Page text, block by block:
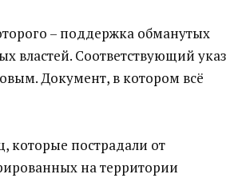
– поддержка обманутых
властей. Соответствующий указ
Документ, в котором всё
которые пострадали от
на территории